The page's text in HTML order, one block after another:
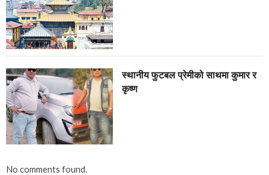
स्थानीय फुटबल प्रेमीको साथमा कुमार र
कृष्ण
No comments found.